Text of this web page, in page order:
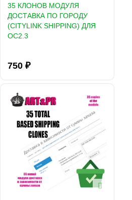
35 КЛОНОВ МОДУЛЯ
ДОСТАВКА ПО ГОРОДУ
(СITYLINK SHIPPING) ДЛЯ
OC2.3
750 ₽